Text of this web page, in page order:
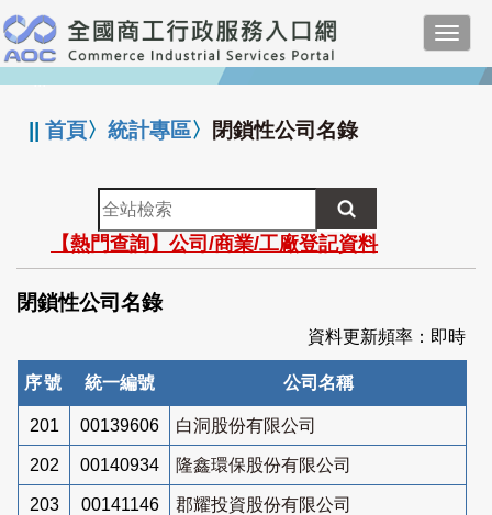
跳
到
主
要
:::
||首頁〉統計專區〉 閉鎖性公司名錄
全
站
檢
索
【熱門查詢】公司/商業/工廠登記資料
閉鎖性公司名錄
資料更新頻率：即時
序號 統一編號 公司名稱
201 00139606 白洞股份有限公司
202 00140934 隆鑫環保股份有限公司
203 00141146 郡耀投資股份有限公司